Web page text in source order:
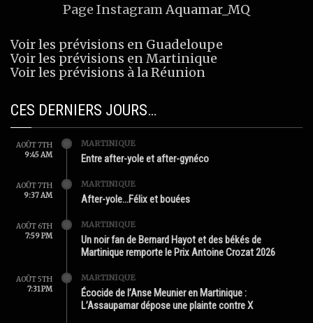
Page Instagram Aquamar_MQ
Voir les prévisions en Guadeloupe
Voir les prévisions en Martinique
Voir les prévisions à la Réunion
CES DERNIERS JOURS…
AOÛT 7TH
9:45 AM
MARTINIQUE
Entre after-yole et after-gynéco
AOÛT 7TH
9:37 AM
MARTINIQUE
After-yole…Félix et bouées
AOÛT 6TH
7:59 PM
MARTINIQUE
Un noir fan de Bernard Hayot et des békés de
Martinique remporte le Prix Antoine Crozat 2026
AOÛT 5TH
7:31 PM
MARTINIQUE
Écocide de l’Anse Meunier en Martinique :
L’Assaupamar dépose une plainte contre X